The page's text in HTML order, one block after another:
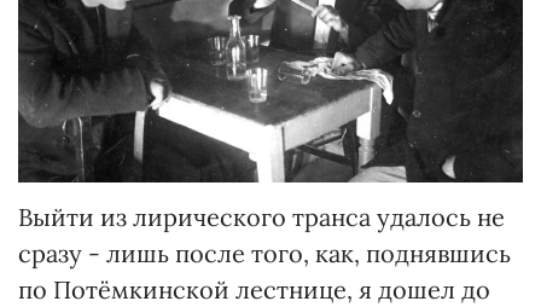
Выйти из лирического транса удалось не
сразу - лишь после того, как, поднявшись
по Потёмкинской лестнице, я дошел до